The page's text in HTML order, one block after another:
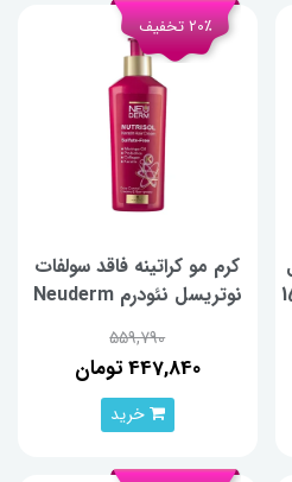
150
کرم مو کراتینه فاقد سولفات
نوتریسل نئودرم Neuderm
559,790
447,840 تومان
20٪ تخفیف
خرید